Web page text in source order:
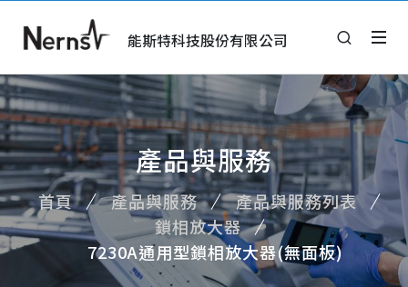
能斯特科技股份有限公司
產品與服務
首頁 產品與服務
產品與服務列表
鎖相放大器
7230A通用型鎖相放大器(無面板)